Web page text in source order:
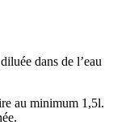
dans de l’eau
au minimum 1,5l.